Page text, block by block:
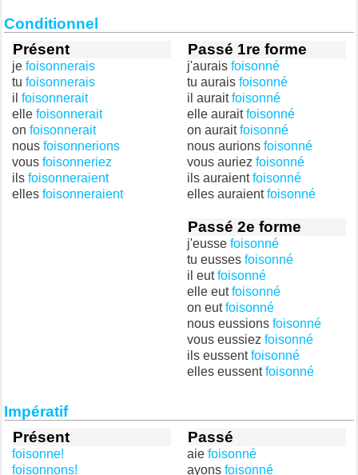
Conditionnel
Présent
je foisonnerais
tu foisonnerais
il foisonnerait
elle foisonnerait
on foisonnerait
nous foisonnerions
vous foisonneriez
ils foisonneraient
elles foisonneraient
Passé 1re forme
j'aurais foisonné
tu aurais foisonné
il auraitfoisonné
elle auraitfoisonné
on auraitfoisonné
nous aurions foisonné
vous auriez foisonné
ils auraientfoisonné
elles auraientfoisonné
Passé 2e forme
j'eusse foisonné
tu eusses foisonné
il eutfoisonné
elle eutfoisonné
on eutfoisonné
nous eussions foisonné
vous eussiez foisonné
ils eussentfoisonné
elles eussentfoisonné
Impératif
Présent
foisonne!
foisonnons!
Passé
aie foisonné
ayons foisonné